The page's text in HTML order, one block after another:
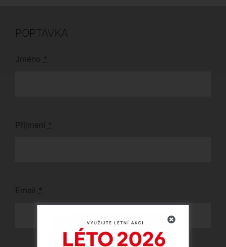
POPTÁVKA
Jméno *
Příjmení *
Email *